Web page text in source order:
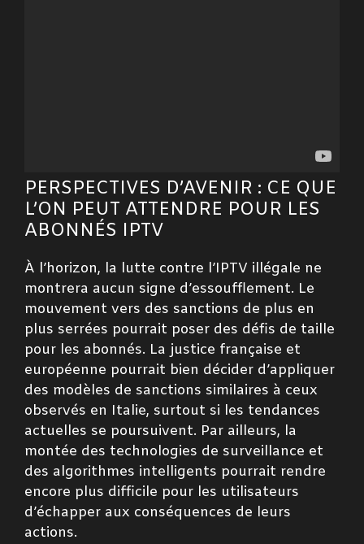
PERSPECTIVES D’AVENIR : CE QUE
L’ON PEUT ATTENDRE POUR LES
ABONNÉS IPTV
À l’horizon, la lutte contre l’IPTV illégale ne
montrera aucun signe d’essoufflement. Le
mouvement vers des sanctions de plus en
plus serrées pourrait poser des défis de taille
pour les abonnés. La justice française et
européenne pourrait bien décider d’appliquer
des modèles de sanctions similaires à ceux
observés en Italie, surtout si les tendances
actuelles se poursuivent. Par ailleurs, la
montée des technologies de surveillance et
des algorithmes intelligents pourrait rendre
encore plus difficile pour les utilisateurs
d’échapper aux conséquences de leurs
actions.